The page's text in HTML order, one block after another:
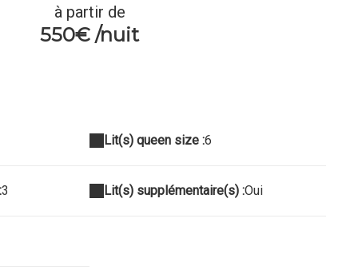
à partir de
550€ /nuit
Lit(s) queen size :6
3 Lit(s) supplémentaire(s) :Oui